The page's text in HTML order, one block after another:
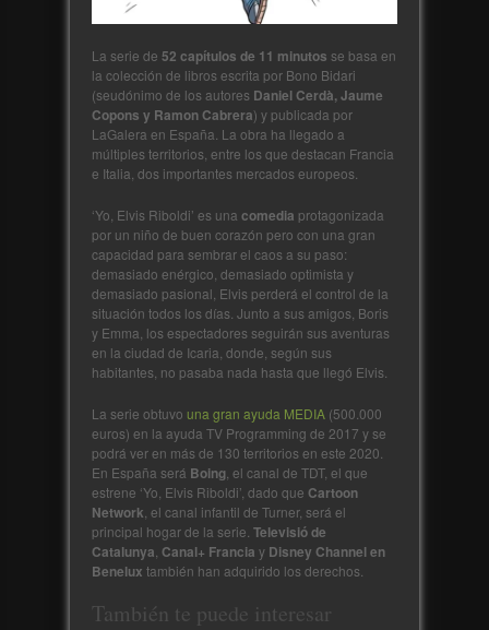
La serie de 52 capítulos de 11 minutos se basa en
la colección de libros escrita por Bono Bidari
(seudónimo de los autores Daniel Cerdà, Jaume
Copons y Ramon Cabrera) y publicada por
LaGalera en España. La obra ha llegado a
múltiples territorios, entre los que destacan Francia
e Italia, dos importantes mercados europeos.
‘Yo, Elvis Riboldi’ es una comedia protagonizada
por un niño de buen corazón pero con una gran
capacidad para sembrar el caos a su paso:
demasiado enérgico, demasiado optimista y
demasiado pasional, Elvis perderá el control de la
situación todos los días. Junto a sus amigos, Boris
y Emma, los espectadores seguirán sus aventuras
en la ciudad de Icaria, donde, según sus
habitantes, no pasaba nada hasta que llegó Elvis.
La serie obtuvo una gran ayuda MEDIA (500.000
euros) en la ayuda TV Programming de 2017 y se
podrá ver en más de 130 territorios en este 2020.
En España será Boing , el canal de TDT, el que
estrene ‘Yo, Elvis Riboldi’, dado que Cartoon
Network , el canal infantil de Turner, será el
principal hogar de la serie. Televisió de
Catalunya Canal+ Francia y Disney Channelen
Benelux también han adquirido los derechos.
También te puede interesar